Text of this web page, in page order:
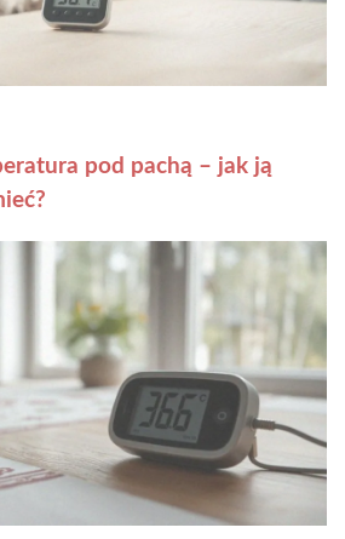
pod pachą – jak ją